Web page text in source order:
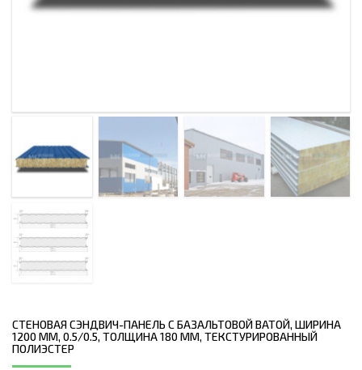
СТЕНОВАЯ СЭНДВИЧ-ПАНЕЛЬ С БАЗАЛЬТОВОЙ ВАТОЙ, ШИРИНА
1200 ММ, 0.5/0.5, ТОЛЩИНА 180 ММ, ТЕКСТУРИРОВАННЫЙ
ПОЛИЭСТЕР